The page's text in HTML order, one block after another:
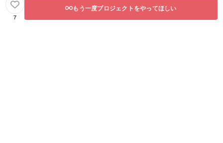
7
もう一度プロジェクトをやってほしい